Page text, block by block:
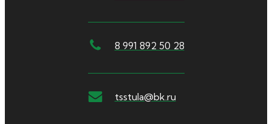
8 991 892 50 28
tsstula@bk.ru